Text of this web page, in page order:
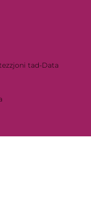
tad-Data